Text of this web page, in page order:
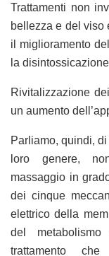
Trattamenti non
bellezza e del viso
il miglioramento
la
Rivitalizzazione
un aumento
Parliamo, quindi,
loro genere,
massaggio in
dei cinque
elettrico della
del
trattamento